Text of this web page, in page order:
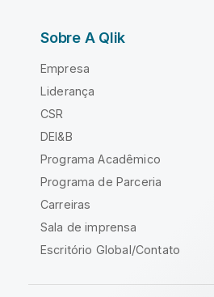
Sobre A Qlik
Empresa
Liderança
CSR
DEI&B
Programa Acadêmico
Programa de Parceria
Carreiras
Sala de imprensa
Escritório Global/Contato